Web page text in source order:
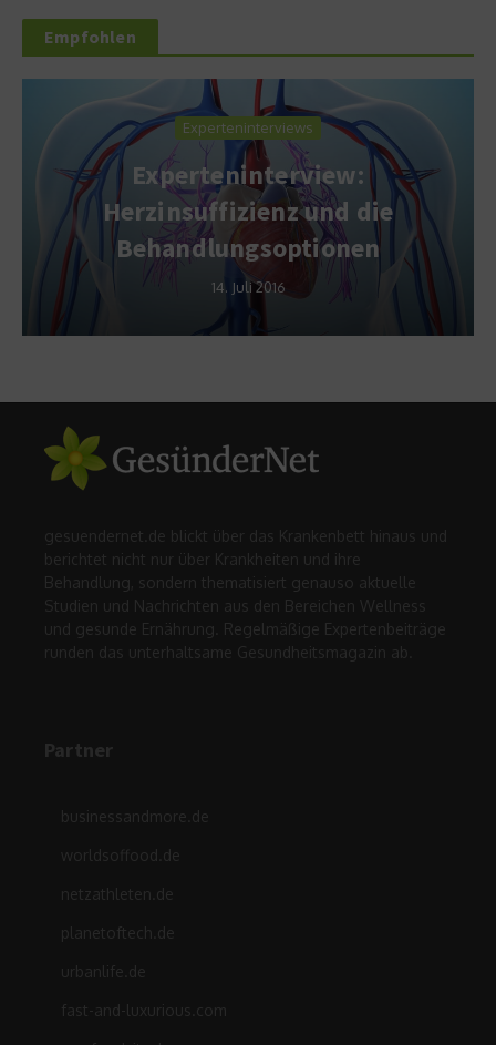
Empfohlen
Experteninterviews
Experteninterview:
Herzinsuffizienz und die
Behandlungsoptionen
14. Juli 2016
gesuendernet.de blickt über das Krankenbett hinaus und
berichtet nicht nur über Krankheiten und ihre
Behandlung, sondern thematisiert genauso aktuelle
Studien und Nachrichten aus den Bereichen Wellness
und gesunde Ernährung. Regelmäßige Expertenbeiträge
runden das unterhaltsame Gesundheitsmagazin ab.
Partner
businessandmore.de
worldsoffood.de
netzathleten.de
planetoftech.de
urbanlife.de
fast-and-luxurious.com